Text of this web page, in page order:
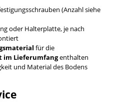
(Anzahl siehe
oder Halterplatte, je nach
für die
im Lieferumfangenthalten
und Material des Bodens